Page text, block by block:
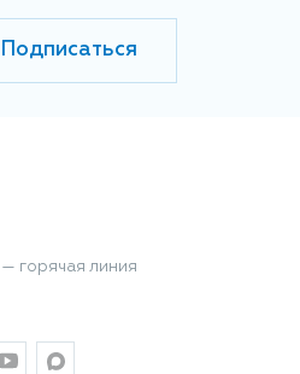
Подписаться
— горячая линия